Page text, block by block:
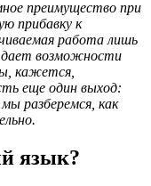
преимущество при
прибавку к
работа лишь
дает возможности
кажется,
еще один выход:
разберемся, как
язык?